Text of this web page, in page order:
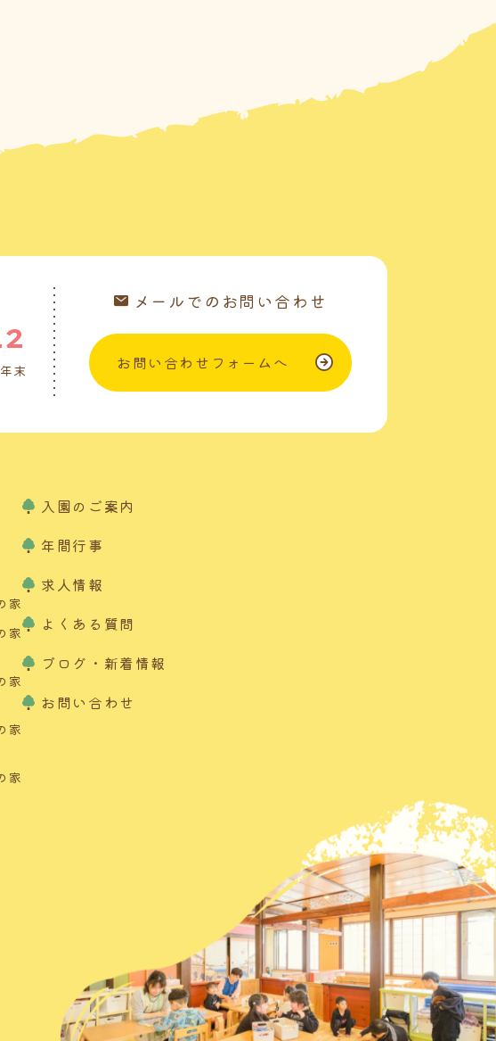
末
メールでのお問い合わせ
お問い合わせフォームへ
家
家
家
家
家
入園のご案内
年間行事
求人情報
よくある質問
ブログ・新着情報
お問い合わせ